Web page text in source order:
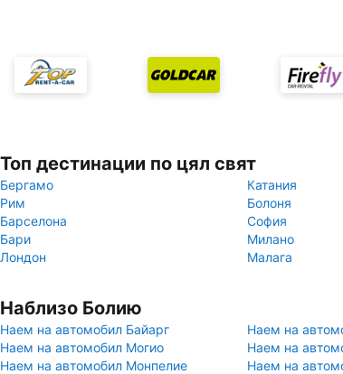
Топ дестинации по цял свят
Бергамо
Катания
Рим
Болоня
Барселона
София
Бари
Милано
Лондон
Малага
Наблизо Болию
Наем на автомобил Байарг
Наем на
Наем на автомобил Могио
Наем на
Наем на автомобил Монпелие
Наем на